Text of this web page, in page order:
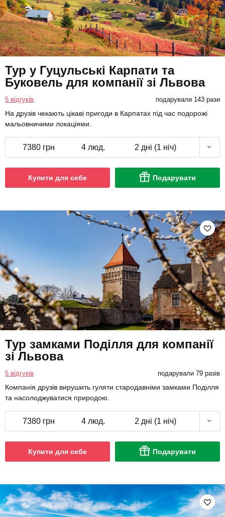
Тур у Гуцульські Карпати та
Буковель для компанії зі Львова
5 відгуків подарували 143 рази
На друзів чекають цікаві пригоди в Карпатах під час подорожі
мальовничими локаціями.
7380 грн 4 люд. 2 дні (1 ніч)
Купити для себе Подарувати
Тур замками Поділля для компанії
зі Львова
5 відгуків подарували 79 разів
Компанія друзів вирушить гуляти стародавніми замками Поділля
та насолоджуватися природою.
7380 грн 4 люд. 2 дні (1 ніч)
Купити для себе Подарувати